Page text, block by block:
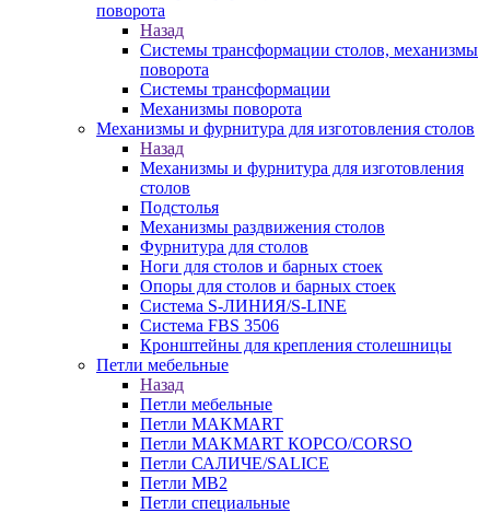
поворота
Назад
Системы трансформации столов, механизмы
поворота
Системы трансформации
Механизмы поворота
Механизмы и фурнитура для изготовления столов
Назад
Механизмы и фурнитура для изготовления
столов
Подстолья
Механизмы раздвижения столов
Фурнитура для столов
Ноги для столов и барных стоек
Опоры для столов и барных стоек
Система S-ЛИНИЯ/S-LINE
Система FBS 3506
Кронштейны для крепления столешницы
Петли мебельные
Назад
Петли мебельные
Петли MAKMART
Петли MAKMART КОРСО/CORSO
Петли САЛИЧЕ/SALICE
Петли MB2
Петли специальные